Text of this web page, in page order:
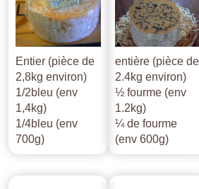
Entier (pièce de
2,8kg environ)
1/2bleu (env
1,4kg)
1/4bleu (env
700g)
entière (pièce de
2.4kg environ)
½ fourme (env
1.2kg)
¼ de fourme
(env 600g)